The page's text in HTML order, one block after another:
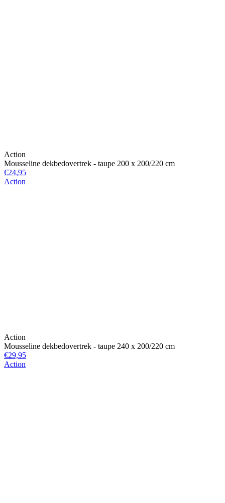
Action
Mousseline dekbedovertrek - taupe 200 x 200/220 cm
€24,95
Action
Action
Mousseline dekbedovertrek - taupe 240 x 200/220 cm
€29,95
Action